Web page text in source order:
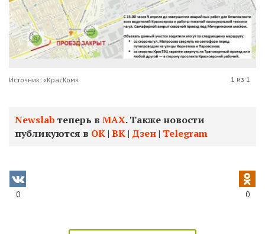
Источник: «КрасКом» 1 из 1
Newslab теперь в МАХ. Также новости
публикуются в ОК| ВК| Дзен| Telegram
0 0